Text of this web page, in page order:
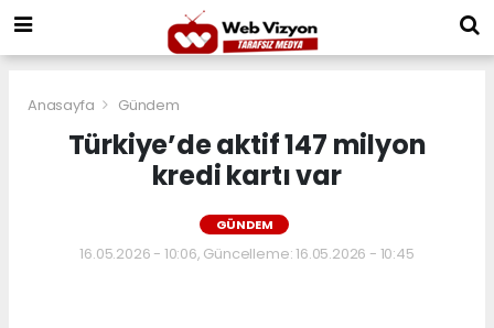
Anasayfa Gündem
Türkiye’de aktif 147 milyon
kredi kartı var
GÜNDEM
16.05.2026 - 10:06, Güncelleme: 16.05.2026 - 10:45